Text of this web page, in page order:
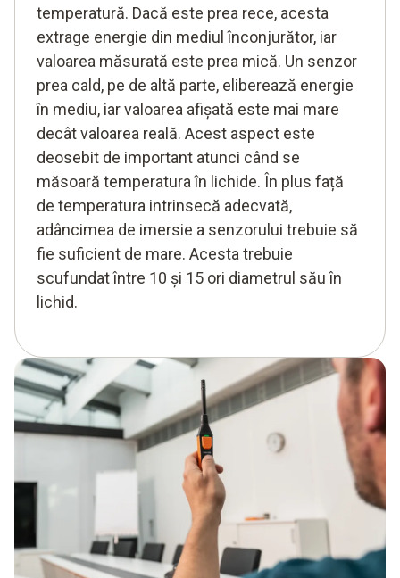
temperatură. Dacă este prea rece, acesta
extrage energie din mediul înconjurător, iar
valoarea măsurată este prea mică. Un senzor
prea cald, pe de altă parte, eliberează energie
în mediu, iar valoarea afișată este mai mare
decât valoarea reală. Acest aspect este
deosebit de important atunci când se
măsoară temperatura în lichide. În plus față
de temperatura intrinsecă adecvată,
adâncimea de imersie a senzorului trebuie să
fie suficient de mare. Acesta trebuie
scufundat între 10 și 15 ori diametrul său în
lichid.